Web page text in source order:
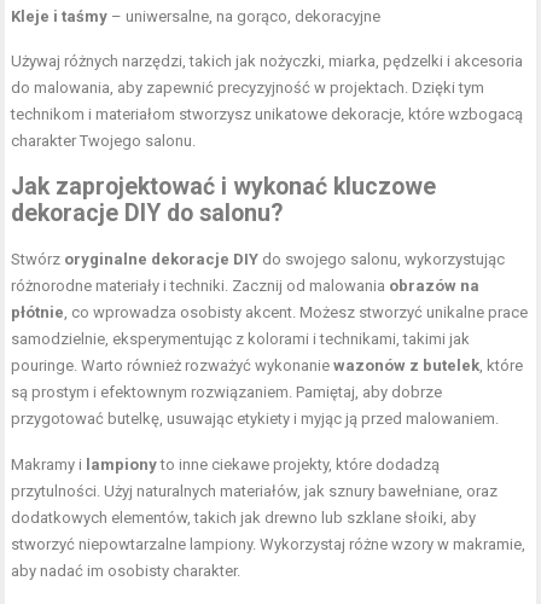
Kleje i taśmy – uniwersalne, na gorąco, dekoracyjne
Używaj różnych narzędzi, takich jak nożyczki, miarka, pędzelki i akcesoria
do malowania, aby zapewnić precyzyjność w projektach. Dzięki tym
technikom i materiałom stworzysz unikatowe dekoracje, które wzbogacą
charakter Twojego salonu.
Jak zaprojektować i wykonać kluczowe
dekoracje DIY do salonu?
Stwórz oryginalne dekoracje DIY do swojego salonu, wykorzystując
różnorodne materiały i techniki. Zacznij od malowania obrazów na
płótnie , co wprowadza osobisty akcent. Możesz stworzyć unikalne prace
samodzielnie, eksperymentując z kolorami i technikami, takimi jak
pouringe. Warto również rozważyć wykonaniewazonów z butelek , które
są prostym i efektownym rozwiązaniem. Pamiętaj, aby dobrze
przygotować butelkę, usuwając etykiety i myjąc ją przed malowaniem.
Makramy i lampionyto inne ciekawe projekty, które dodadzą
przytulności. Użyj naturalnych materiałów, jak sznury bawełniane, oraz
dodatkowych elementów, takich jak drewno lub szklane słoiki, aby
stworzyć niepowtarzalne lampiony. Wykorzystaj różne wzory w makramie,
aby nadać im osobisty charakter.